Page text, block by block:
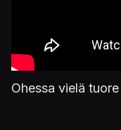
Ohessa vielä